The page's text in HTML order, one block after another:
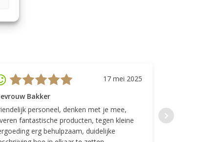
17 mei 2025
Bakker
personeel, denken met je mee,
fantastische producten, tegen kleine
erg behulpzaam, duidelijke
Top geregeld!
indelingen die